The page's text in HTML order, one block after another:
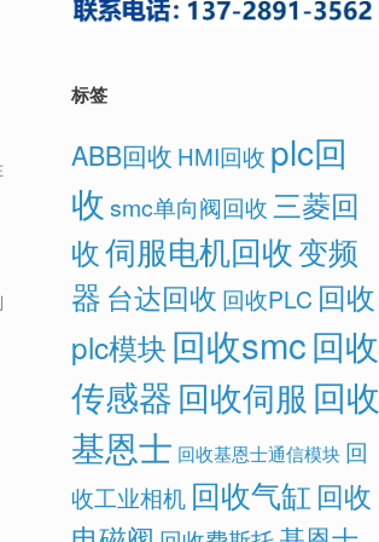
标签
ABB回收 HMI回收 plc回
收 smc单向阀回收三菱回
收伺服电机回收变频
器 台达回收 回收PLC 回收
plc模块 回收smc回收
传感器回收伺服 回收
基恩士 回收基恩士通信模块 回
收工业相机 回收气缸 回收